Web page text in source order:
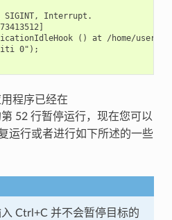
SIGINT, Interrupt.
() at /home/user-
0");
程序已经在
52 行暂停运行，现在您可以
运行或者进行如下所述的一些
Ctrl+C 并不会暂停目标的